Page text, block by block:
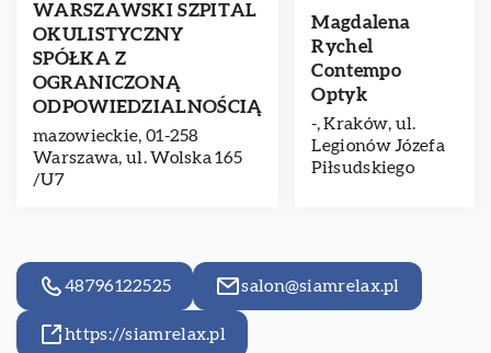
WARSZAWSKI SZPITAL
OKULISTYCZNY
SPÓŁKA Z
OGRANICZONĄ
ODPOWIEDZIALNOŚCIĄ
mazowieckie, 01-258
Warszawa, ul. Wolska 165
/U7
Magdalena
Rychel
Contempo
Optyk
-, Kraków, ul.
Legionów Józefa
Piłsudskiego
48796122525 salon@siamrelax.pl
https://siamrelax.pl